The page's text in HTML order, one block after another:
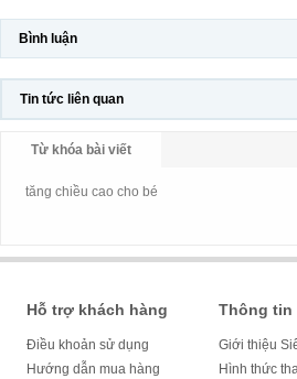
Bình luận
Tin tức liên quan
Từ khóa bài viết
tăng chiều cao cho bé
Hỗ trợ khách hàng
Điều khoản sử dụng
Hướng dẫn mua hàng
Thông tin
Giới thiệu
Hình thức